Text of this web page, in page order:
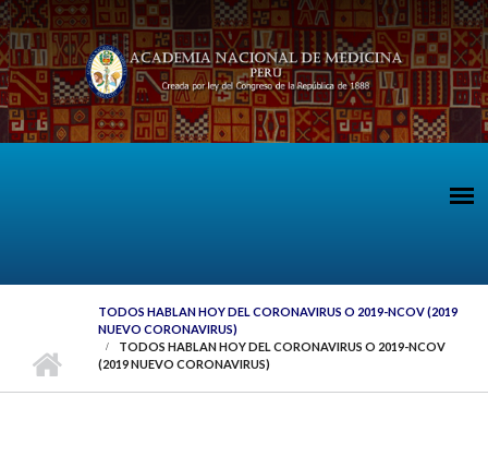
Pasar al contenido principal
TODOS HABLAN HOY DEL CORONAVIRUS O 2019-NCOV (2019
NUEVO CORONAVIRUS)
TODOS HABLAN HOY DEL CORONAVIRUS O 2019-NCOV
(2019 NUEVO CORONAVIRUS)